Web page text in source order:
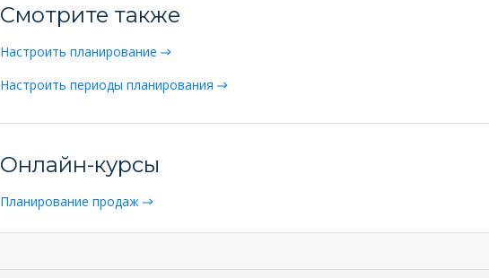
Смотрите также
Настроить планирование
Настроить периоды планирования
Онлайн-курсы
Планирование продаж